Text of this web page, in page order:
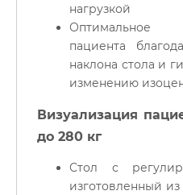
нагрузкой
Оптимальное
пациента
наклона стола и
изменению
Визуализация
до 280 кг
Стол с
изготовленный